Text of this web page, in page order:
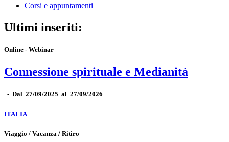
Corsi e appuntamenti
Ultimi inseriti:
Online - Webinar
Connessione spirituale e Medianità
- Dal 27/09/2025 al 27/09/2026
ITALIA
Viaggio / Vacanza / Ritiro